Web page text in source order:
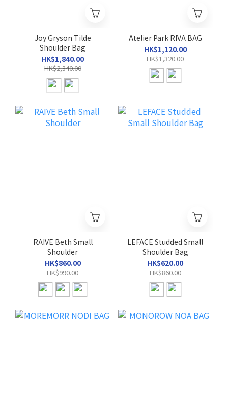
Joy Gryson Tilde
Shoulder Bag
HK$1,840.00
HK$2,340.00
Atelier Park RIVA BAG
HK$1,120.00
HK$1,320.00
RAIVE Beth Small
Shoulder
HK$860.00
HK$990.00
LEFACE Studded Small
Shoulder Bag
HK$620.00
HK$860.00